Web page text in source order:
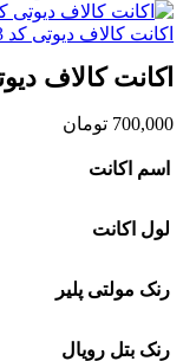
اکانت کالاف دیوتی کد 1163
اکانت کالاف دیوتی
700,000 تومان
اسم اکانت
لول اکانت
رنک مولتی پلیر
رنک بتل رویال